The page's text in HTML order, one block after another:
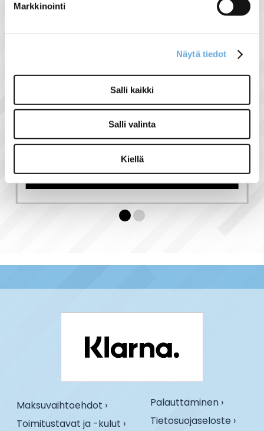
Markkinointi
Näytä tiedot
Salli kaikki
Salli valinta
Kiellä
Airam E27 A-CMH
Monimetallilamppu
Maksuvaihtoehdot ›
Toimitustavat ja -kulut ›
Palauttaminen ›
Tietosuojaseloste ›